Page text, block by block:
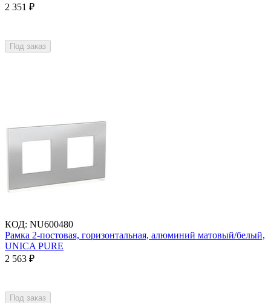
2 351 ₽
Под заказ
КОД: NU600480
Рамка 2-постовая, горизонтальная, алюминий матовый/белый,
UNICA PURE
2 563 ₽
Под заказ